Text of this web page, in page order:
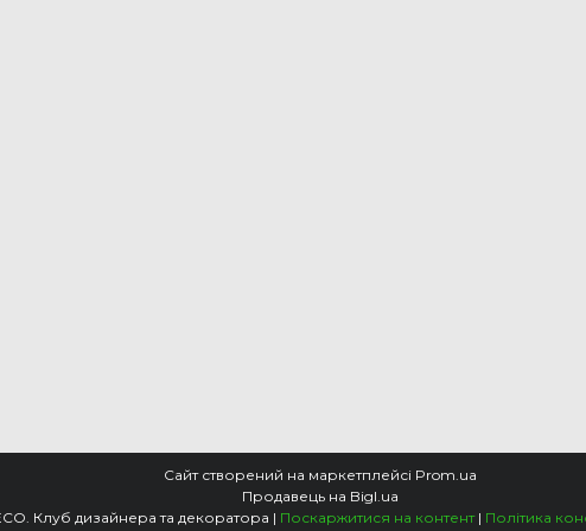
Сайт створений на маркетплейсі Prom.ua
Продавець на Bigl.ua
VIP DECO. Клуб дизайнера та декоратора | Поскаржитися на контент | Політика